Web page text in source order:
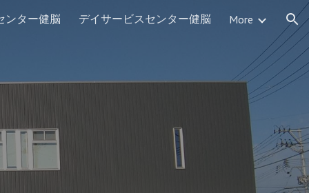
ンター健脳 デイサービスセンター健脳 More